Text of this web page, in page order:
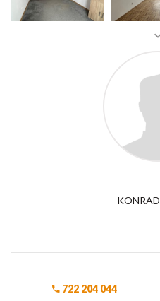
KONRAD
722 204 044